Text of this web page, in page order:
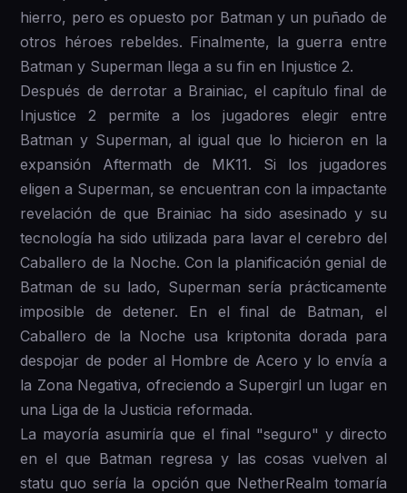
hierro, pero es opuesto por Batman y un puñado de
otros héroes rebeldes. Finalmente, la guerra entre
Batman y Superman llega a su fin en Injustice 2.
Después de derrotar a Brainiac, el capítulo final de
Injustice 2 permite a los jugadores elegir entre
Batman y Superman, al igual que lo hicieron en la
expansión Aftermath de MK11. Si los jugadores
eligen a Superman, se encuentran con la impactante
revelación de que Brainiac ha sido asesinado y su
tecnología ha sido utilizada para lavar el cerebro del
Caballero de la Noche. Con la planificación genial de
Batman de su lado, Superman sería prácticamente
imposible de detener. En el final de Batman, el
Caballero de la Noche usa kriptonita dorada para
despojar de poder al Hombre de Acero y lo envía a
la Zona Negativa, ofreciendo a Supergirl un lugar en
una Liga de la Justicia reformada.
La mayoría asumiría que el final "seguro" y directo
en el que Batman regresa y las cosas vuelven al
statu quo sería la opción que NetherRealm tomaría